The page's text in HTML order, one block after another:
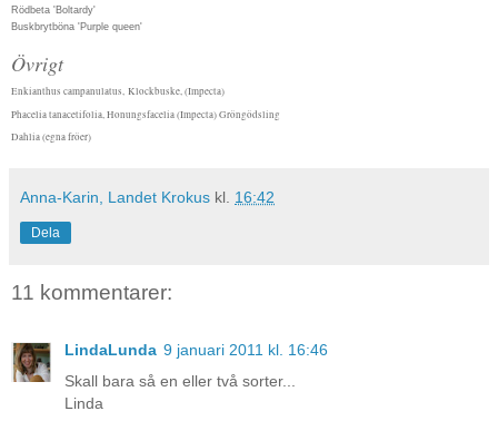
Rödbeta 'Boltardy'
Buskbrytböna 'Purple queen'
Övrigt
Enkianthus campanulatus, Klockbuske, (Impecta)
Phacelia tanacetifolia, Honungsfacelia (Impecta) Gröngödsling
Dahlia (egna fröer)
Anna-Karin, Landet Krokus kl. 16:42
Dela
11 kommentarer:
LindaLunda 9 januari 2011 kl. 16:46
Skall bara så en eller två sorter...
Linda